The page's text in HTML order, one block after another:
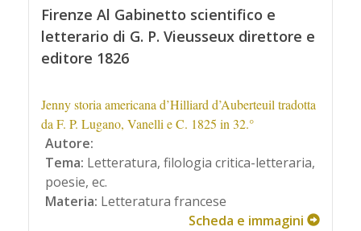
Firenze Al Gabinetto scientifico e
letterario di G. P. Vieusseux direttore e
editore 1826
Jenny storia americana d’Hilliard d’Auberteuil tradotta
da F. P. Lugano, Vanelli e C. 1825 in 32.°
Autore:
Tema: Letteratura, filologia critica-letteraria,
poesie, ec.
Materia: Letteratura francese
Scheda e immagini